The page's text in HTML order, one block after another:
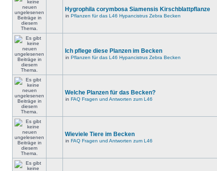
Hygrophila corymbosa Siamensis Kirschblattpflanze
in Pflanzen für das L46 Hypancistrus Zebra Becken
Ich pflege diese Planzen im Becken
in Pflanzen für das L46 Hypancistrus Zebra Becken
Welche Planzen für das Becken?
in FAQ Fragen und Antworten zum L46
Wieviele Tiere im Becken
in FAQ Fragen und Antworten zum L46